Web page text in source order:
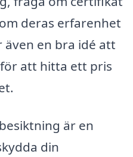
deras erfarenhet
en bra idé att
att hitta ett pris
är en
din